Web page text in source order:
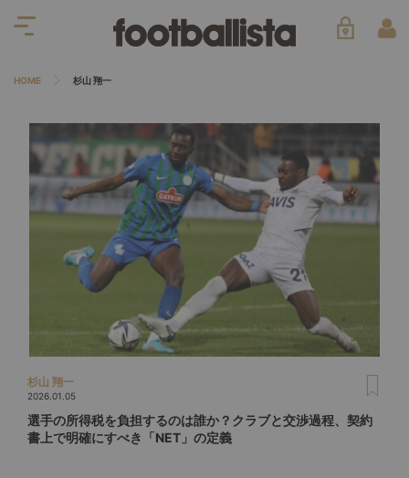
HOME 杉山 翔一
杉山 翔一
2026.01.05
選手の所得税を負担するのは誰か？クラブと交渉過程、契約
書上で明確にすべき「NET」の定義